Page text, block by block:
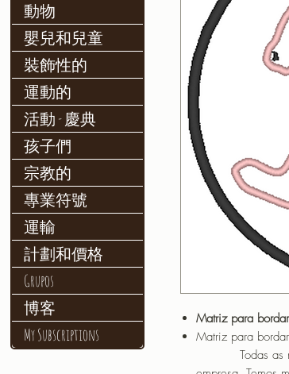
Matriz para
Matriz para
Todas as
動物
嬰兒和兒童
裝飾性的
運動的
活動 - 慶典
孩子們
宗教的
專業符號
運輸
計劃和價格
Grupos
博客
My Subscriptions